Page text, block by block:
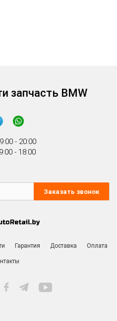
запчасть BMW
- 20:00
- 18:00
Заказать звонок
Гарантия Доставка Оплата